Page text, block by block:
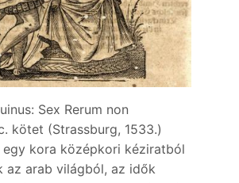
Sex Rerum non
kötet (Strassburg, 1533.)
kora középkori kéziratból
az arab világból, az idők